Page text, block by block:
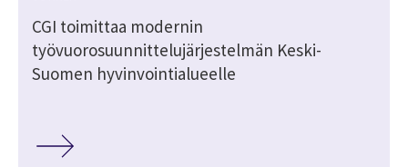
CGI toimittaa modernin
työvuorosuunnittelujärjestelmän Keski-
Suomen hyvinvointialueelle